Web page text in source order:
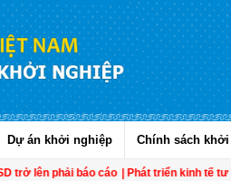
Dự án khởi nghiệp Chính sách
phải báo cáo | Phát triển kinh tế tư